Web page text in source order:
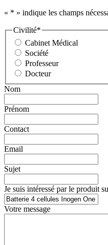
« * » indique les champs
Civilité*
Cabinet Médical
Société
Professeur
Docteur
Nom
Prénom
Contact
Email
Sujet
Je suis intéressé par le produit
Votre message